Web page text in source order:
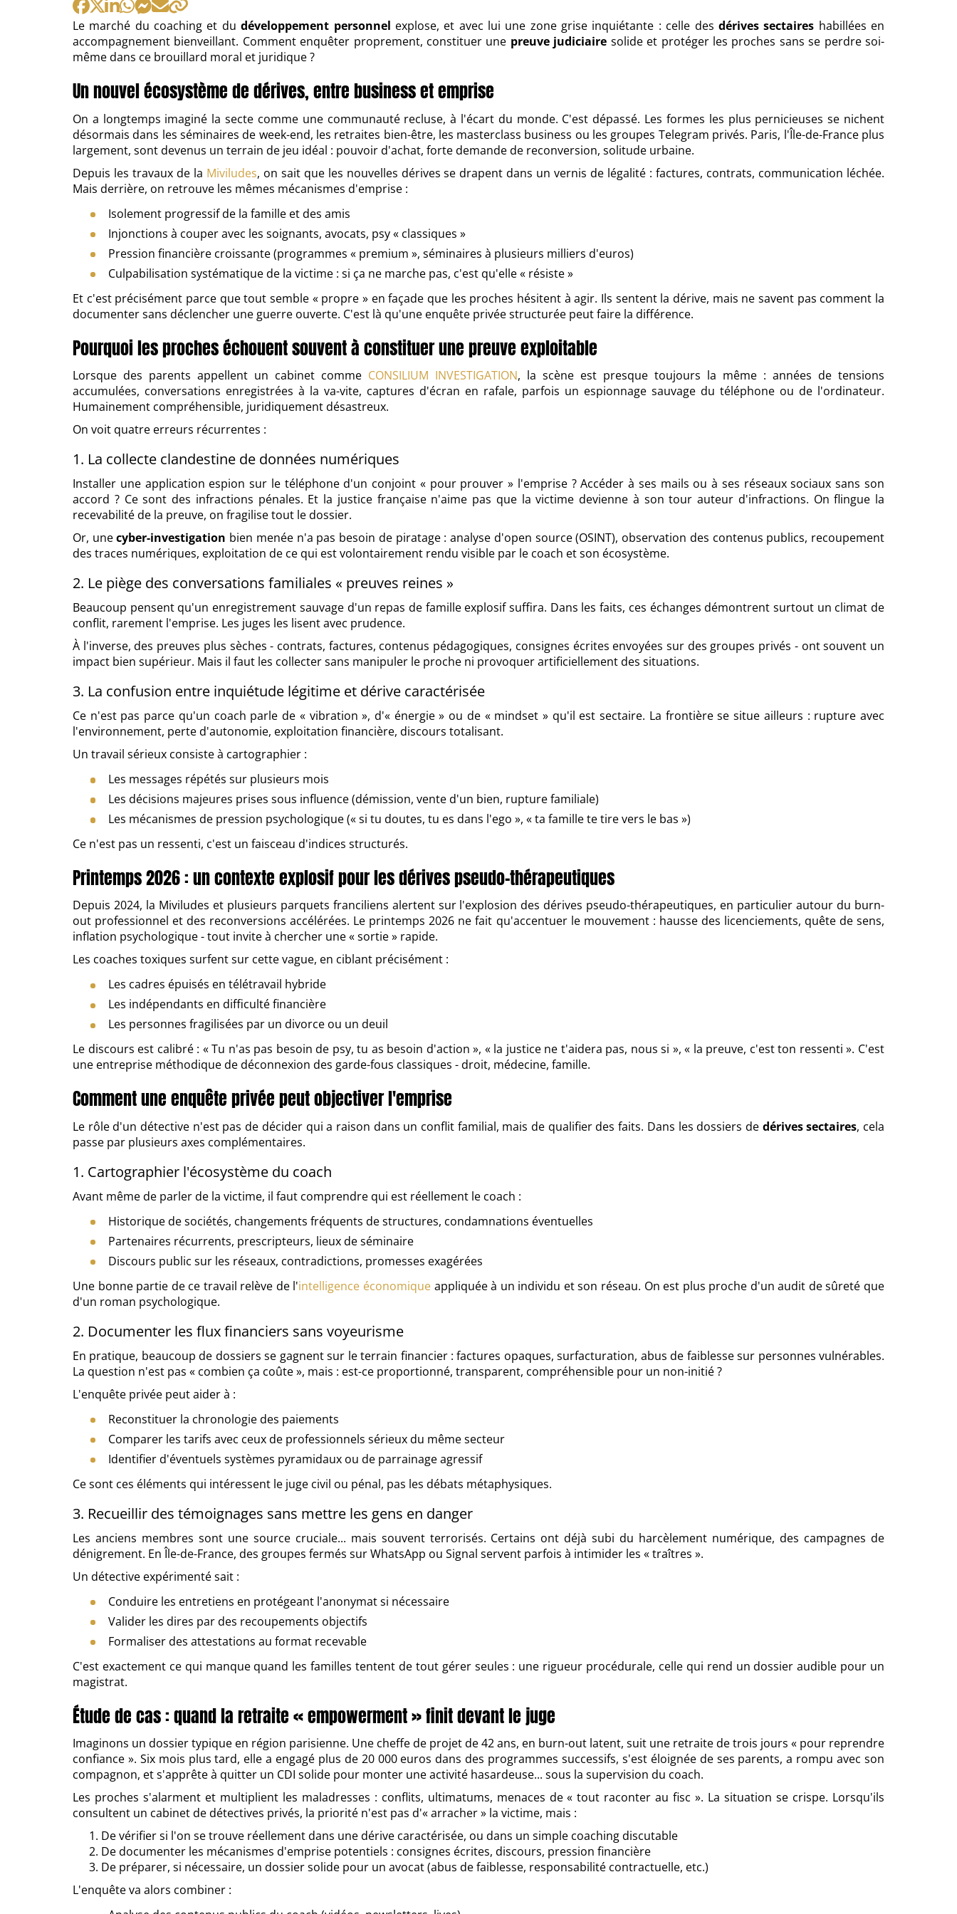
Le marché du coaching et dudéveloppement personnel explose, et avec lui une zone grise inquiétante : celle des dérives sectaires habillées en
accompagnement bienveillant. Comment enquêter proprement, constituer une preuve judiciaire solide et protéger les proches sans se perdre soi-
même dans ce brouillard moral et juridique ?
Un nouvel écosystème de dérives, entre business et emprise
On a longtemps imaginé la secte comme une communauté recluse, à l'écart du monde. C'est dépassé. Les formes les plus pernicieuses se nichent
désormais dans les séminaires de week-end, les retraites bien-être, les masterclass business ou les groupes Telegram privés. Paris, l'Île-de-France plus
largement, sont devenus un terrain de jeu idéal : pouvoir d'achat, forte demande de reconversion, solitude urbaine.
Depuis les travaux de la Miviludes, on sait que les nouvelles dérives se drapent dans un vernis de légalité : factures, contrats, communication léchée.
Mais derrière, on retrouve les mêmes mécanismes d'emprise :
Isolement progressif de la famille et des amis
Injonctions à couper avec les soignants, avocats, psy « classiques »
Pression financière croissante (programmes « premium », séminaires à plusieurs milliers d'euros)
Culpabilisation systématique de la victime : si ça ne marche pas, c'est qu'elle « résiste »
Et c'est précisément parce que tout semble « propre » en façade que les proches hésitent à agir. Ils sentent la dérive, mais ne savent pas comment la
documenter sans déclencher une guerre ouverte. C'est là qu'une enquête privée structurée peut faire la différence.
Pourquoi les proches échouent souvent à constituer une preuve exploitable
Lorsque des parents appellent un cabinet comme CONSILIUM INVESTIGATION, la scène est presque toujours la même : années de tensions
accumulées, conversations enregistrées à la va-vite, captures d'écran en rafale, parfois un espionnage sauvage du téléphone ou de l'ordinateur.
Humainement compréhensible, juridiquement désastreux.
On voit quatre erreurs récurrentes :
1. La collecte clandestine de données numériques
Installer une application espion sur le téléphone d'un conjoint « pour prouver » l'emprise ? Accéder à ses mails ou à ses réseaux sociaux sans son
accord ? Ce sont des infractions pénales. Et la justice française n'aime pas que la victime devienne à son tour auteur d'infractions. On flingue la
recevabilité de la preuve, on fragilise tout le dossier.
Or, unecyber-investigation bien menée n'a pas besoin de piratage : analyse d'open source (OSINT), observation des contenus publics, recoupement
des traces numériques, exploitation de ce qui est volontairement rendu visible par le coach et son écosystème.
2. Le piège des conversations familiales « preuves reines »
Beaucoup pensent qu'un enregistrement sauvage d'un repas de famille explosif suffira. Dans les faits, ces échanges démontrent surtout un climat de
conflit, rarement l'emprise. Les juges les lisent avec prudence.
À l'inverse, des preuves plus sèches - contrats, factures, contenus pédagogiques, consignes écrites envoyées sur des groupes privés - ont souvent un
impact bien supérieur. Mais il faut les collecter sans manipuler le proche ni provoquer artificiellement des situations.
3. La confusion entre inquiétude légitime et dérive caractérisée
Ce n'est pas parce qu'un coach parle de « vibration », d'« énergie » ou de « mindset » qu'il est sectaire. La frontière se situe ailleurs : rupture avec
l'environnement, perte d'autonomie, exploitation financière, discours totalisant.
Un travail sérieux consiste à cartographier :
Les messages répétés sur plusieurs mois
Les décisions majeures prises sous influence (démission, vente d'un bien, rupture familiale)
Les mécanismes de pression psychologique (« si tu doutes, tu es dans l'ego », « ta famille te tire vers le bas »)
Ce n'est pas un ressenti, c'est un faisceau d'indices structurés.
Printemps 2026 : un contexte explosif pour les dérives pseudo-thérapeutiques
Depuis 2024, la Miviludes et plusieurs parquets franciliens alertent sur l'explosion des dérives pseudo-thérapeutiques, en particulier autour du burn-
out professionnel et des reconversions accélérées. Le printemps 2026 ne fait qu'accentuer le mouvement : hausse des licenciements, quête de sens,
inflation psychologique - tout invite à chercher une « sortie » rapide.
Les coaches toxiques surfent sur cette vague, en ciblant précisément :
Les cadres épuisés en télétravail hybride
Les indépendants en difficulté financière
Les personnes fragilisées par un divorce ou un deuil
Le discours est calibré : « Tu n'as pas besoin de psy, tu as besoin d'action », « la justice ne t'aidera pas, nous si », « la preuve, c'est ton ressenti ». C'est
une entreprise méthodique de déconnexion des garde-fous classiques - droit, médecine, famille.
Comment une enquête privée peut objectiver l'emprise
Le rôle d'un détective n'est pas de décider qui a raison dans un conflit familial, mais de qualifier des faits. Dans les dossiers de dérives sectaires, cela
passe par plusieurs axes complémentaires.
1. Cartographier l'écosystème du coach
Avant même de parler de la victime, il faut comprendre qui est réellement le coach :
Historique de sociétés, changements fréquents de structures, condamnations éventuelles
Partenaires récurrents, prescripteurs, lieux de séminaire
Discours public sur les réseaux, contradictions, promesses exagérées
Une bonne partie de ce travail relève de l'intelligence économique appliquée à un individu et son réseau. On est plus proche d'un audit de sûreté que
d'un roman psychologique.
2. Documenter les flux financiers sans voyeurisme
En pratique, beaucoup de dossiers se gagnent sur le terrain financier : factures opaques, surfacturation, abus de faiblesse sur personnes vulnérables.
La question n'est pas « combien ça coûte », mais : est-ce proportionné, transparent, compréhensible pour un non-initié ?
L'enquête privée peut aider à :
Reconstituer la chronologie des paiements
Comparer les tarifs avec ceux de professionnels sérieux du même secteur
Identifier d'éventuels systèmes pyramidaux ou de parrainage agressif
Ce sont ces éléments qui intéressent le juge civil ou pénal, pas les débats métaphysiques.
3. Recueillir des témoignages sans mettre les gens en danger
Les anciens membres sont une source cruciale... mais souvent terrorisés. Certains ont déjà subi du harcèlement numérique, des campagnes de
dénigrement. En Île-de-France, des groupes fermés sur WhatsApp ou Signal servent parfois à intimider les « traîtres ».
Un détective expérimenté sait :
Conduire les entretiens en protégeant l'anonymat si nécessaire
Valider les dires par des recoupements objectifs
Formaliser des attestations au format recevable
C'est exactement ce qui manque quand les familles tentent de tout gérer seules : une rigueur procédurale, celle qui rend un dossier audible pour un
magistrat.
Étude de cas : quand la retraite « empowerment » finit devant le juge
Imaginons un dossier typique en région parisienne. Une cheffe de projet de 42 ans, en burn-out latent, suit une retraite de trois jours « pour reprendre
confiance ». Six mois plus tard, elle a engagé plus de 20 000 euros dans des programmes successifs, s'est éloignée de ses parents, a rompu avec son
compagnon, et s'apprête à quitter un CDI solide pour monter une activité hasardeuse... sous la supervision du coach.
Les proches s'alarment et multiplient les maladresses : conflits, ultimatums, menaces de « tout raconter au fisc ». La situation se crispe. Lorsqu'ils
consultent un cabinet de détectives privés, la priorité n'est pas d'« arracher » la victime, mais :
De vérifier si l'on se trouve réellement dans une dérive caractérisée, ou dans un simple coaching discutable
De documenter les mécanismes d'emprise potentiels : consignes écrites, discours, pression financière
De préparer, si nécessaire, un dossier solide pour un avocat (abus de faiblesse, responsabilité contractuelle, etc.)
L'enquête va alors combiner :